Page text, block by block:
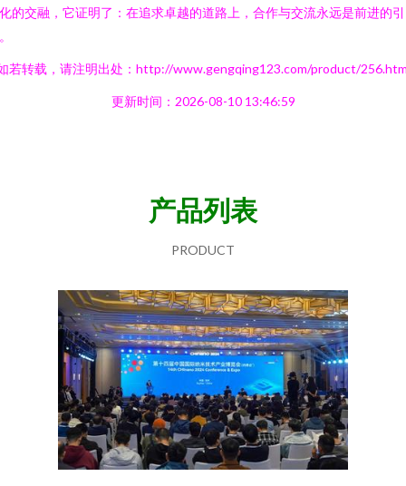
的交融，它证明了：在追求卓越的道路上，合作与交流永远是前进的引
若转载，请注明出处：http://www.gengqing123.com/product/
更新时间：2026-08-10 13:46:59
产品列表
PRODUCT